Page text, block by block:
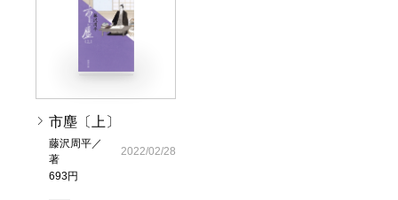
市塵〔上〕
藤沢周平／
著
693円
2022/02/28